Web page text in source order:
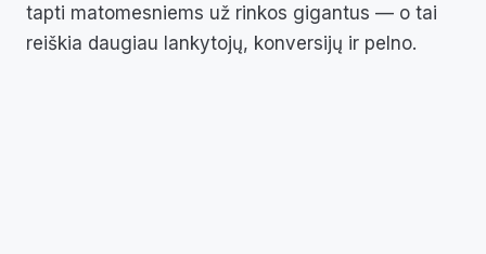
tapti matomesniems už rinkos gigantus — o tai
reiškia daugiau lankytojų, konversijų ir pelno.